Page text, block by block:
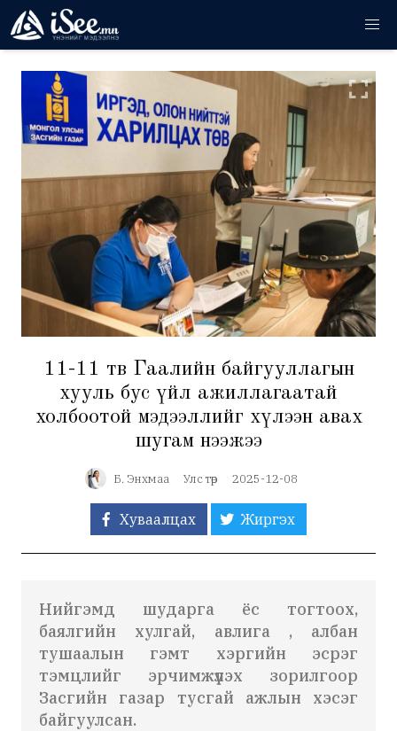
11-11 төв Гаалийн байгууллагын
хууль бус үйл ажиллагаатай
холбоотой мэдээллийг хүлээн авах
шугам нээжээ
Б. Энхмаа Улс төр 2025-12-08
Хуваалцах Жиргэх
Нийгэмд шударга ёс тогтоох,
баялгийн хулгай, авлига , албан
тушаалын гэмт хэргийн эсрэг
тэмцлийг эрчимжүүлэх зорилгоор
Засгийн газар тусгай ажлын хэсэг
байгуулсан.